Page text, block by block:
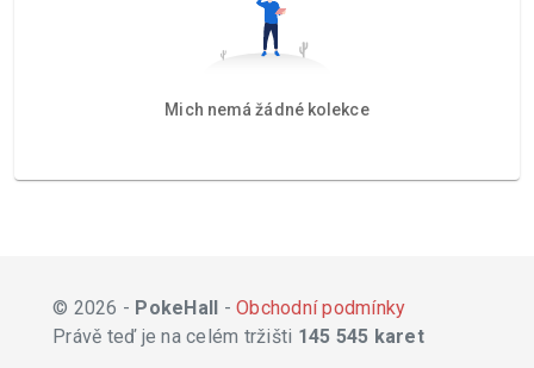
Mich nemá žádné kolekce
© 2026 - PokeHall - Obchodní podmínky
Právě teď je na celém tržišti 145 545 karet